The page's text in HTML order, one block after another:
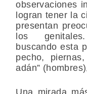
observaciones
logran tener la
presentan
los
buscando esta
pecho,
adán”
Una mirada